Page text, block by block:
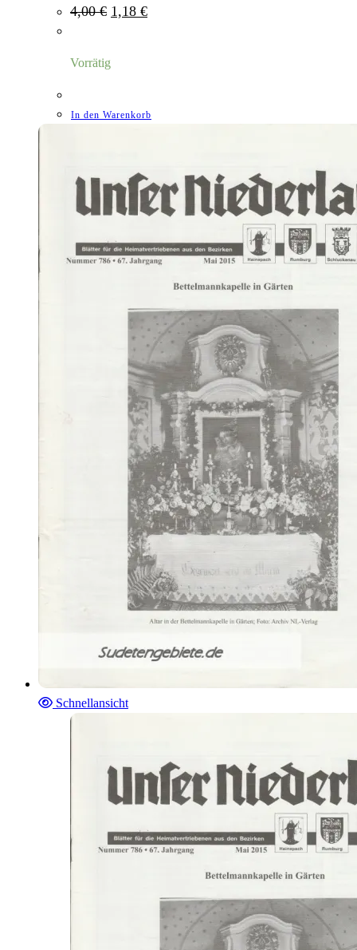
4,00€ Ursprünglicher
Preis
1,18 €Aktueller
Vorrätig
In den Warenkorb
Schnellansicht